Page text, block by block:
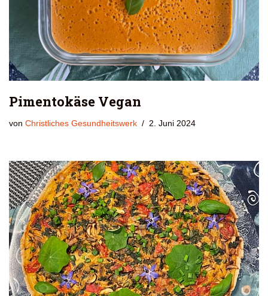
Pimentokäse Vegan
von Christliches Gesundheitswerk 2. Juni 2024